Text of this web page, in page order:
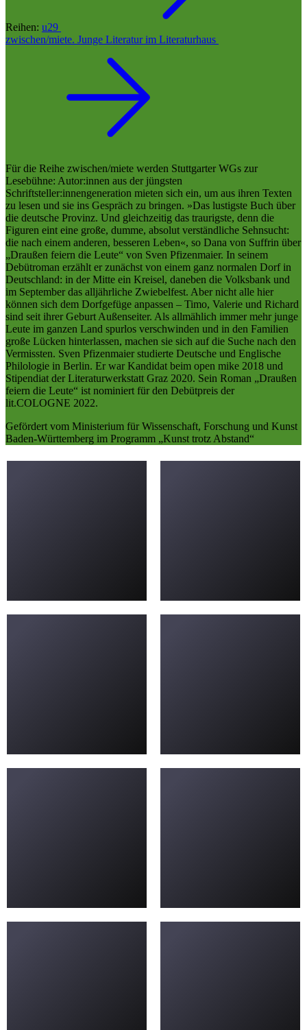
Reihen: u29
zwischen/miete. Junge Literatur im Literaturhaus
Für die Reihe zwischen/miete werden Stuttgarter WGs zur
Lesebühne: Autor:innen aus der jüngsten
Schriftsteller:innengeneration mieten sich ein, um aus ihren Texten
zu lesen und sie ins Gespräch zu bringen. »Das lustigste Buch über
die deutsche Provinz. Und gleichzeitig das traurigste, denn die
Figuren eint eine große, dumme, absolut verständliche Sehnsucht:
die nach einem anderen, besseren Leben«, so Dana von Suffrin über
„Draußen feiern die Leute“ von Sven Pfizenmaier. In seinem
Debütroman erzählt er zunächst von einem ganz normalen Dorf in
Deutschland: in der Mitte ein Kreisel, daneben die Volksbank und
im September das alljährliche Zwiebelfest. Aber nicht alle hier
können sich dem Dorfgefüge anpassen – Timo, Valerie und Richard
sind seit ihrer Geburt Außenseiter. Als allmählich immer mehr junge
Leute im ganzen Land spurlos verschwinden und in den Familien
große Lücken hinterlassen, machen sie sich auf die Suche nach den
Vermissten. Sven Pfizenmaier studierte Deutsche und Englische
Philologie in Berlin. Er war Kandidat beim open mike 2018 und
Stipendiat der Literaturwerkstatt Graz 2020. Sein Roman „Draußen
feiern die Leute“ ist nominiert für den Debütpreis der
lit.COLOGNE 2022.
Gefördert vom Ministerium für Wissenschaft, Forschung und Kunst
Baden-Württemberg im Programm „Kunst trotz Abstand“